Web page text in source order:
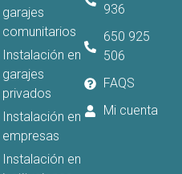
garajes
comunitarios
Instalación en
garajes
privados
Instalación en
empresas
Instalación en
936
650 925
506
FAQS
Mi cuenta